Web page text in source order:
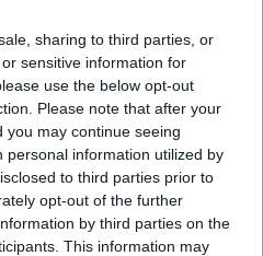
sharing to third parties, or
sensitive information for
use the below opt-out
Please note that after your
may continue seeing
personal information utilized by
to third parties prior to
opt-out of the further
by third parties on the
This information may